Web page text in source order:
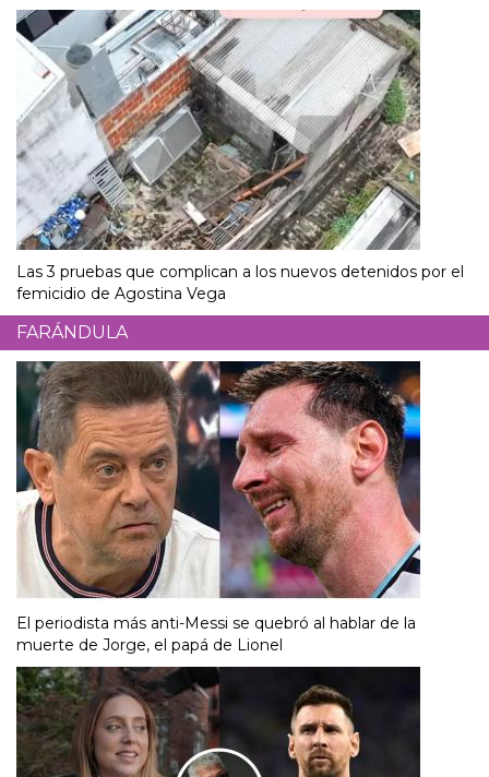
Las 3 pruebas que complican a los nuevos detenidos por el
femicidio de Agostina Vega
FARÁNDULA
El periodista más anti-Messi se quebró al hablar de la
muerte de Jorge, el papá de Lionel